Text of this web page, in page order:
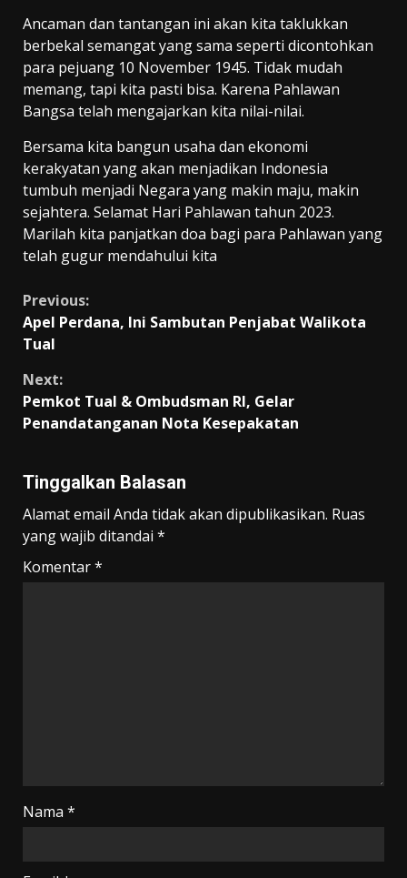
Ancaman dan tantangan ini akan kita taklukkan
berbekal semangat yang sama seperti dicontohkan
para pejuang 10 November 1945. Tidak mudah
memang, tapi kita pasti bisa. Karena Pahlawan
Bangsa telah mengajarkan kita nilai-nilai.
Bersama kita bangun usaha dan ekonomi
kerakyatan yang akan menjadikan Indonesia
tumbuh menjadi Negara yang makin maju, makin
sejahtera. Selamat Hari Pahlawan tahun 2023.
Marilah kita panjatkan doa bagi para Pahlawan yang
telah gugur mendahului kita
Continue
Reading
Previous:
Apel Perdana, Ini Sambutan Penjabat Walikota
Tual
Next:
Pemkot Tual & Ombudsman RI, Gelar
Penandatanganan Nota Kesepakatan
Tinggalkan Balasan
Alamat email Anda tidak akan dipublikasikan. Ruas
yang wajib ditandai *
Komentar*
Nama *